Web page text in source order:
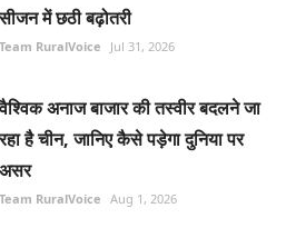
सीजन में छठी बढ़ोतरी
Team RuralVoice Jul 31, 2026
वैश्विक अनाज बाजार की तस्वीर बदलने जा
रहा है चीन, जानिए कैसे पड़ेगा दुनिया पर
असर
Team RuralVoice Aug 1, 2026